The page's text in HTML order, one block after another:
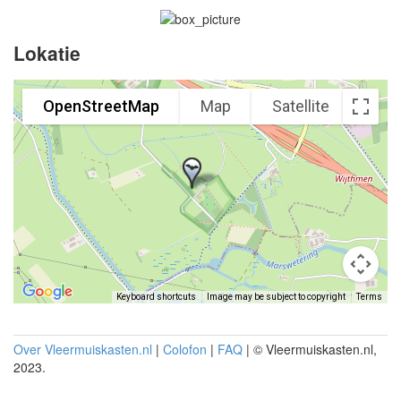
Lokatie
OpenStreetMap Map Satellite
Keyboard shortcuts Image may be subject to copyright Terms
Over Vleermuiskasten.nl | Colofon | FAQ | © Vleermuiskasten.nl,
2023.